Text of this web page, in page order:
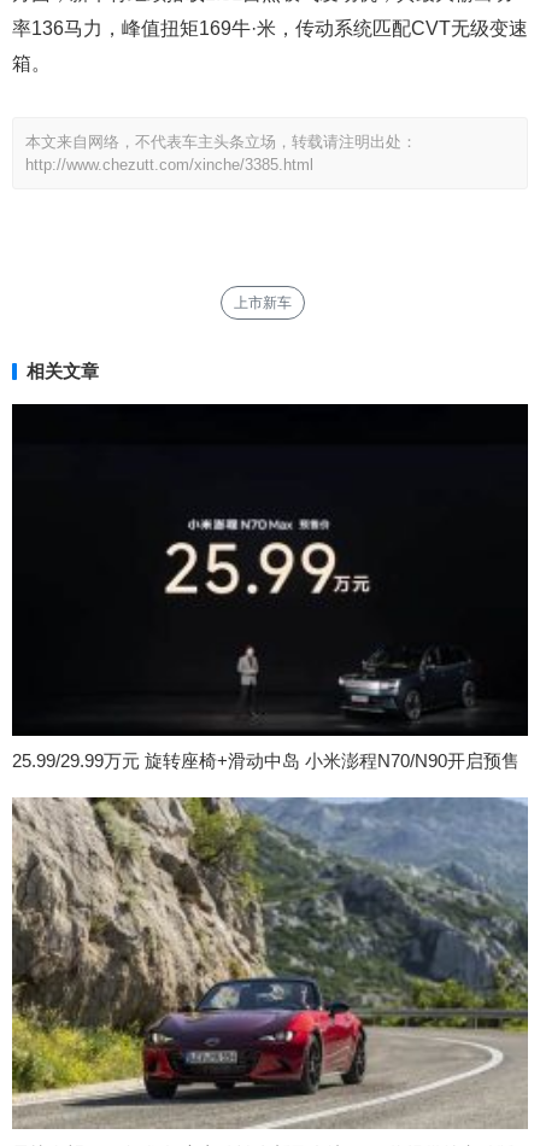
率136马力，峰值扭矩169牛·米，传动系统匹配CVT无级变速
箱。
本文来自网络，不代表车主头条立场，转载请注明出处：
http://www.chezutt.com/xinche/3385.html
上市新车
相关文章
25.99/29.99万元 旋转座椅+滑动中岛 小米澎程N70/N90开启预售